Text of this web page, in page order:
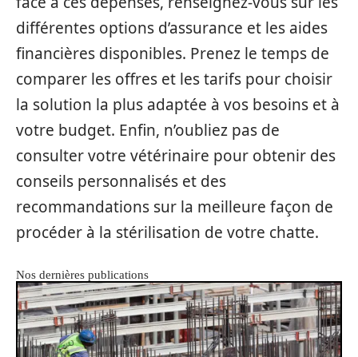
différentes options d’assurance et les aides
financières disponibles. Prenez le temps de
comparer les offres et les tarifs pour choisir
la solution la plus adaptée à vos besoins et à
votre budget. Enfin, n’oubliez pas de
consulter votre vétérinaire pour obtenir des
conseils personnalisés et des
recommandations sur la meilleure façon de
procéder à la stérilisation de votre chatte.
Nos dernières publications